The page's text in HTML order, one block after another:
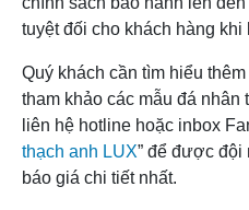
tuyệt đối cho khách hàng
Quý khách cần tìm hiểu
tham khảo các mẫu đá nhân
liên hệ hotline hoặc inbox
thạch anh LUX” để được đội
báo giá chi tiết nhất.